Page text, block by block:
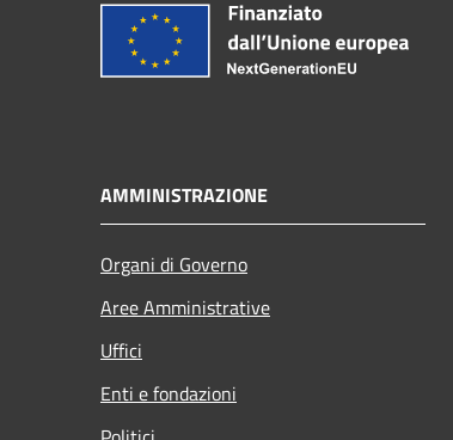
AMMINISTRAZIONE
Organi di Governo
Aree Amministrative
Uffici
Enti e fondazioni